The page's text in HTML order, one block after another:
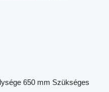
650 mm Szükséges